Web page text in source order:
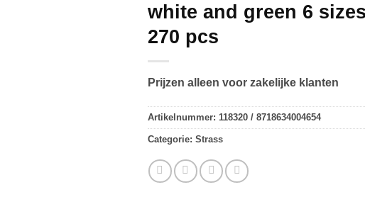
white and green 6 sizes
270 pcs
Prijzen alleen voor zakelijke klanten
Artikelnummer: 118320 / 8718634004654
Categorie: Strass